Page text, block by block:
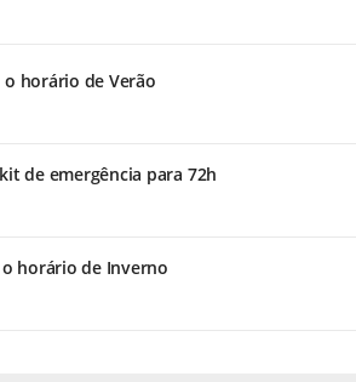
horário de Verão
de emergência para 72h
horário de Inverno